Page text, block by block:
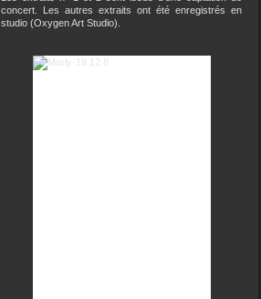
concert. Les autres extraits ont été enregistrés en
studio (Oxygen Art Studio).